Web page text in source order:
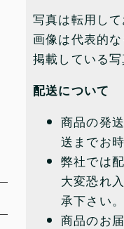
写真は転用して
画像は代表的な
掲載している
配送について
商品の発
送までお
弊社では
大変恐れ
承下さい。
商品のお